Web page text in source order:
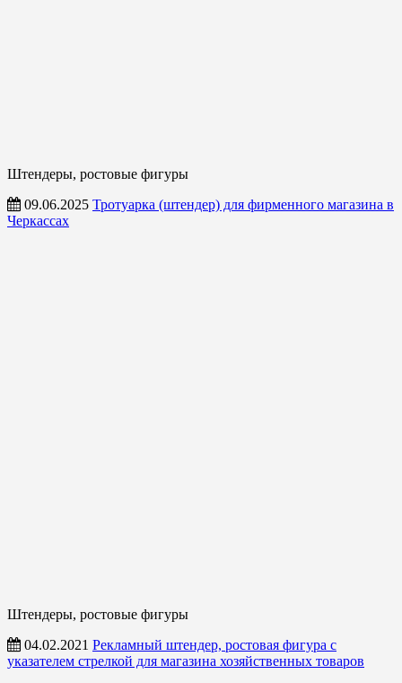
Штендеры, ростовые фигуры
09.06.2025 Тротуарка (штендер) для фирменного магазина в
Черкассах
Штендеры, ростовые фигуры
04.02.2021 Рекламный штендер, ростовая фигура с
указателем стрелкой для магазина хозяйственных товаров